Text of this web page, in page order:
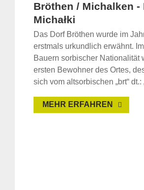
Bröthen / Michalken -
Michałki
Das Dorf Bröthen wurde im
erstmals urkundlich erwähnt.
Bauern sorbischer Nationalität
ersten Bewohner des Ortes,
sich vom altsorbischen „brt“ dt.:
MEHR ERFAHREN